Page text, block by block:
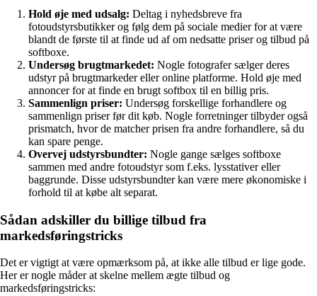
Hold øje med udsalg: Deltag i nyhedsbreve fra
fotoudstyrsbutikker og følg dem på sociale medier for at være
blandt de første til at finde ud af om nedsatte priser og tilbud på
softboxe.
Undersøg brugtmarkedet: Nogle fotografer sælger deres
udstyr på brugtmarkeder eller online platforme. Hold øje med
annoncer for at finde en brugt softbox til en billig pris.
Sammenlign priser: Undersøg forskellige forhandlere og
sammenlign priser før dit køb. Nogle forretninger tilbyder også
prismatch, hvor de matcher prisen fra andre forhandlere, så du
kan spare penge.
Overvej udstyrsbundter: Nogle gange sælges softboxe
sammen med andre fotoudstyr som f.eks. lysstativer eller
baggrunde. Disse udstyrsbundter kan være mere økonomiske i
forhold til at købe alt separat.
Sådan adskiller du billige tilbud fra
markedsføringstricks
Det er vigtigt at være opmærksom på, at ikke alle tilbud er lige gode.
Her er nogle måder at skelne mellem ægte tilbud og
markedsføringstricks: